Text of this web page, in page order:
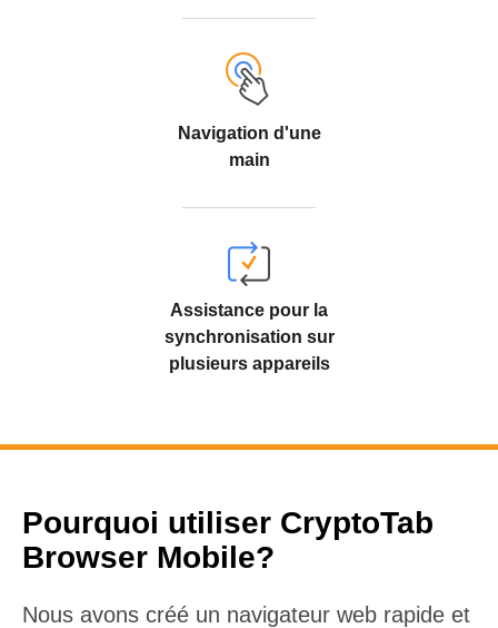
Navigation d'une
main
Assistance pour la
synchronisation sur
plusieurs appareils
Pourquoi utiliser CryptoTab
Browser Mobile?
Nous avons créé un navigateur web rapide et